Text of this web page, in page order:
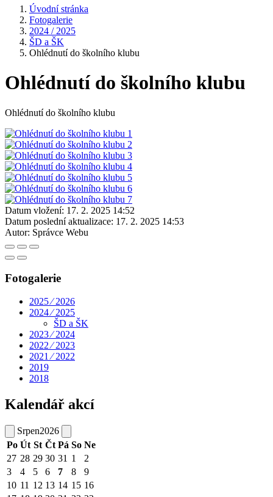
Úvodní stránka
Fotogalerie
2024 / 2025
ŠD a ŠK
Ohlédnutí do školního klubu
Ohlédnutí do školního klubu
Ohlédnutí do školního klubu
Datum vložení: 17. 2. 2025 14:52
Datum poslední aktualizace: 17. 2. 2025 14:53
Autor: Správce Webu
Fotogalerie
2025 ⁄ 2026
2024 ⁄ 2025
ŠD a ŠK
2023 ⁄ 2024
2022 ⁄ 2023
2021 ⁄ 2022
2019
2018
Kalendář akcí
Srpen2026
Po Út St Čt Pá So Ne
27 28 29 30 31 1
2
3
4 5 6 7 8
9
10 11 12 13 14 15 16